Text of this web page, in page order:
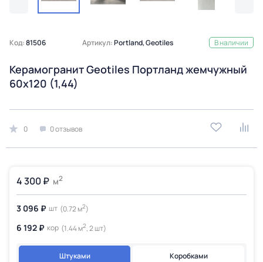
Код:81506 Артикул:Portland, Geotiles В наличии
Керамогранит Geotiles Портланд жемчужный
60x120 (1,44)
0 0 отзывов
4 300 ₽ м2
3 096 ₽ шт (0.72 м2)
6 192 ₽ кор (1.44 м2, 2 шт)
Штуками Коробками